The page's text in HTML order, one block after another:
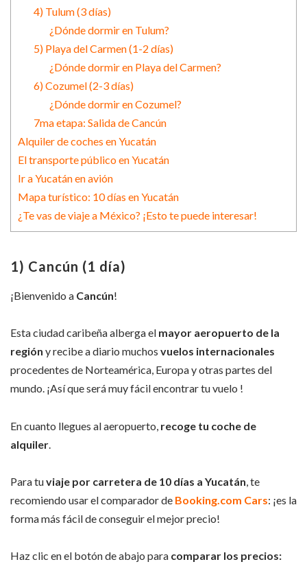
4) Tulum (3 días)
¿Dónde dormir en Tulum?
5) Playa del Carmen (1-2 días)
¿Dónde dormir en Playa del Carmen?
6) Cozumel (2-3 días)
¿Dónde dormir en Cozumel?
7ma etapa: Salida de Cancún
Alquiler de coches en Yucatán
El transporte público en Yucatán
Ir a Yucatán en avión
Mapa turístico: 10 días en Yucatán
¿Te vas de viaje a México? ¡Esto te puede interesar!
1) Cancún (1 día)
¡Bienvenido a Cancún!
Esta ciudad caribeña alberga el mayor aeropuerto de la
región y recibe a diario muchos vuelos internacionales
procedentes de Norteamérica, Europa y otras partes del
mundo. ¡Así que será muy fácil encontrar tu vuelo !
En cuanto llegues al aeropuerto, recoge tu coche de
alquiler
Para tuviaje por carretera de 10 días a Yucatán, te
recomiendo usar el comparador de Booking.com Cars: ¡es la
forma más fácil de conseguir el mejor precio!
Haz clic en el botón de abajo para comparar los precios: